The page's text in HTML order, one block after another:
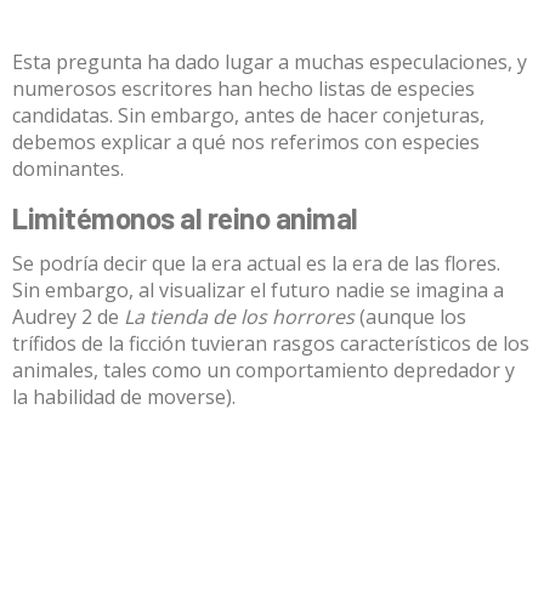
Esta pregunta ha dado lugar a muchas especulaciones, y
numerosos escritores han hecho listas de especies
candidatas. Sin embargo, antes de hacer conjeturas,
debemos explicar a qué nos referimos con especies
dominantes.
Limitémonos al reino animal
Se podría decir que la era actual es la era de las flores.
Sin embargo, al visualizar el futuro nadie se imagina a
Audrey 2 de La tienda de los horrores(aunque los
trífidos de la ficción tuvieran rasgos característicos de los
animales, tales como un comportamiento depredador y
la habilidad de moverse).